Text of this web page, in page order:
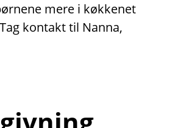
mere i køkkenet
kontakt til Nanna,